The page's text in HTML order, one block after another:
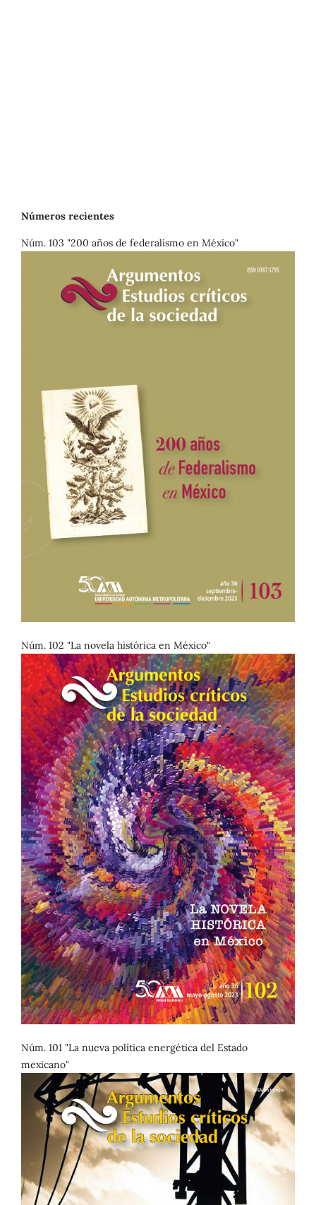
Números recientes
Núm. 103 "200 años de federalismo en México"
Núm. 102 "La novela histórica en México"
Núm. 101 "La nueva política energética del Estado
mexicano"